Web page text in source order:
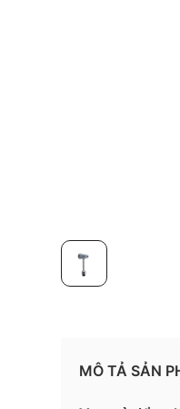
MÔ TẢ SẢN